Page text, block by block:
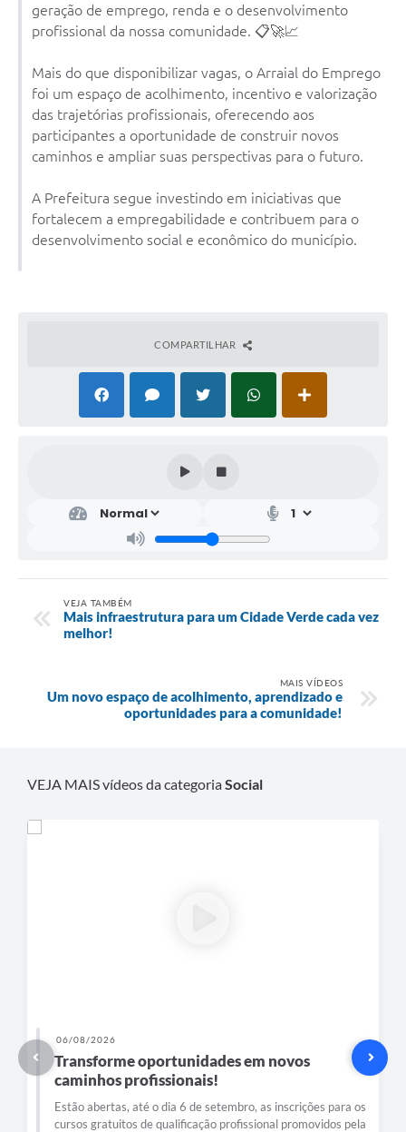
geração de emprego, renda e o desenvolvimento
profissional da nossa comunidade. 📋🚀📈
Mais do que disponibilizar vagas, o Arraial do Emprego
foi um espaço de acolhimento, incentivo e valorização
das trajetórias profissionais, oferecendo aos
participantes a oportunidade de construir novos
caminhos e ampliar suas perspectivas para o futuro.
A Prefeitura segue investindo em iniciativas que
fortalecem a empregabilidade e contribuem para o
desenvolvimento social e econômico do município.
COMPARTILHAR
VEJA TAMBÉM
Mais infraestrutura para um Cidade Verde cada vez
melhor!
MAIS VÍDEOS
Um novo espaço de acolhimento, aprendizado e
oportunidades para a comunidade!
VEJA MAIS vídeos da categoriaSocial
06/08/2026
Transforme oportunidades em novos
caminhos profissionais!
Estão abertas, até o dia 6 de setembro, as inscrições para os
cursos gratuitos de qualificação profissional promovidos pela